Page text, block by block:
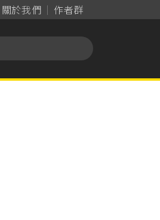
關於我們 作者群